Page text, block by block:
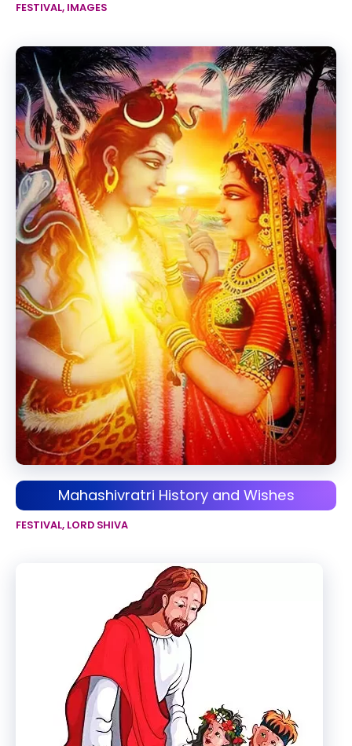
FESTIVAL, IMAGES
Mahashivratri History and Wishes
FESTIVAL, LORD SHIVA